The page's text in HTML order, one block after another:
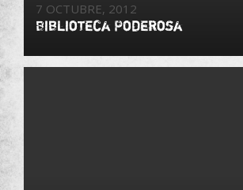
7 OCTUBRE, 2012
Biblioteca Poderosa